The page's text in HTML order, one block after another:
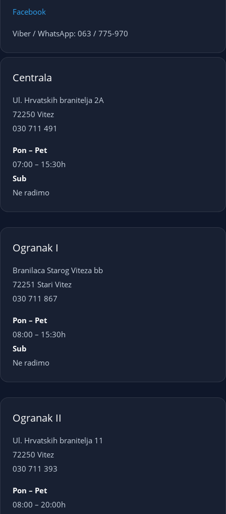
Facebook
Viber / WhatsApp: 063 / 775-970
Centrala
Ul. Hrvatskih branitelja 2A
72250 Vitez
030 711 491
Pon – Pet
07:00 – 15:30h
Sub
Ne radimo
Ogranak I
Branilaca Starog Viteza bb
72251 Stari Vitez
030 711 867
Pon – Pet
08:00 – 15:30h
Sub
Ne radimo
Ogranak II
Ul. Hrvatskih branitelja 11
72250 Vitez
030 711 393
Pon – Pet
08:00 – 20:00h